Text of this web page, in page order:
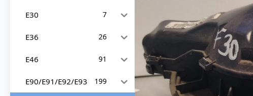
E30 7
E36 26
E46 91
E90/E91/E92/E93 199